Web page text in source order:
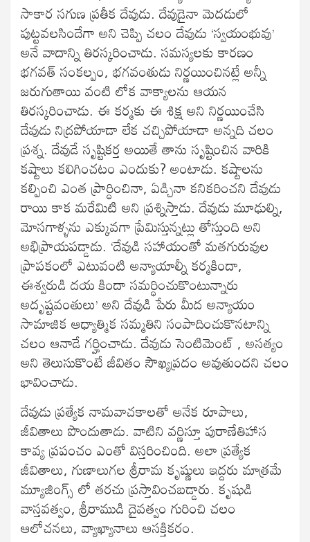
సాకార సగుణ ప్రతీక దేవుడు. దేవుడైనా మెదడులో
పుట్టవలసిందేగా అని చెప్పి చలం దేవుడు ‘స్వయంభువు’
అనే వాదాన్ని తిరస్కరించాడు. సమస్యలకు కారణం
భగవత్ సంకల్పం, భగవంతుడు నిర్ణయించినట్లే అన్నీ
జరుగుతాయి వంటి లోక వాక్యాలను ఆయన
తిరస్కరించాడు. ఈ కర్మకు ఈ శిక్ష అని నిర్ణయించేసి
దేవుడు నిద్రపోయాడా లేక చచ్చిపోయాడా అన్నది చలం
ప్రశ్న. దేవుడే సృష్టికర్త అయితే తాను సృష్టించిన వారికి
కష్టాలు కలిగించటం ఎందుకు? అంటాడు. కష్టాలను
కల్పించి ఎంత ప్రార్ధించినా, ఏడ్చినా కనికరించని దేవుడు
రాయి కాక మరేమిటి అని ప్రశ్నిస్తాడు. దేవుడు మూఢుల్ని,
మోసగాళ్ళను ఎక్కువగా ప్రేమిస్తున్నట్లు తోస్తుంది అని
అభిప్రాయపడ్డాడు. ‘దేవుడి సహాయంతో మతగురువుల
ప్రాపకంలో ఎటువంటి అన్యాయాల్నీ కర్మకిందా,
ఈశ్వరుడి దయ కిందా సమర్ధించుకొంటున్నారు
అదృష్టవంతులు’ అని దేవుడి పేరు మీద అన్యాయం
సామాజిక ఆధ్యాత్మిక సమ్మతిని సంపాదించుకొనటాన్ని
చలం ఆనాడే గర్హించాడు. దేవుడు సెంటిమెంట్ , అసత్యం
అని తెలుసుకొంటే జీవితం సౌఖ్యప్రదం అవుతుందని చలం
భావించాడు.
దేవుడు ప్రత్యేక నామవాచకాలతో అనేక రూపాలు,
జీవితాలు పొందుతాడు. వాటిని వర్ణిస్తూ పురాణేతిహాస
కావ్య ప్రపంచం ఎంతో విస్తరించింది. అలా ప్రత్యేక
జీవితాలు, గుణాలుగల శ్రీరామ కృష్ణులు ఇద్దరు మాత్రమే
మ్యూజింగ్స్ లో తరచు ప్రస్తావించబడ్డారు. కృషుడి
వాస్తవత్వం, శ్రీరాముడి దైవత్వం గురించి చలం
ఆలోచనలు, వ్యాఖ్యానాలు ఆసక్తికరం.